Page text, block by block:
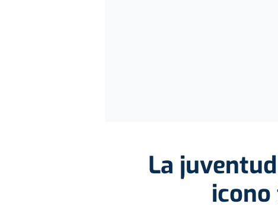
La
icono